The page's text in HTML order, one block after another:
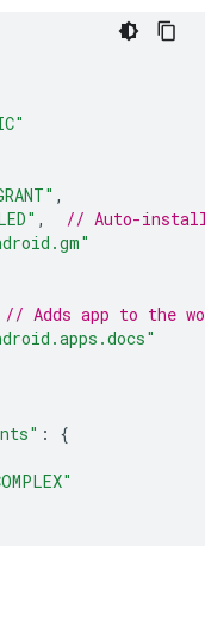
,
,
// Auto-
// Adds app to the
:
{